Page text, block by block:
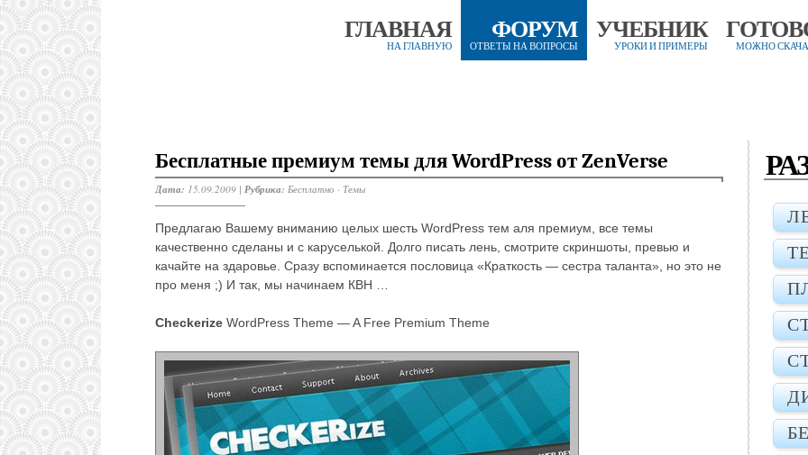
ГЛАВНАЯ
НА ГЛАВНУЮ
ФОРУМ
ОТВЕТЫ НА ВОПРОСЫ
УЧЕБНИК
УРОКИ И ПРИМЕРЫ МОЖНО
Бесплатные премиум темы для WordPress от ZenVerse
Дата: 15.09.2009 | Рубрика: Бесплатно · Темы
Предлагаю Вашему вниманию целых шесть WordPress тем аля премиум, все темы
качественно сделаны и с каруселькой. Долго писать лень, смотрите скриншоты, превью и
качайте на здаровье. Сразу вспоминается пословица «Краткость — сестра таланта», но это не
про меня ;) И так, мы начинаем КВН …
Checkerize WordPress Theme — A Free Premium Theme